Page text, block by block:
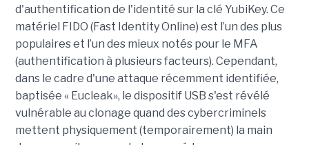
d'authentification de l'identité sur la clé YubiKey. Ce
matériel FIDO (Fast Identity Online) est l’un des plus
populaires et l’un des mieux notés pour le MFA
(authentification à plusieurs facteurs). Cependant,
dans le cadre d'une attaque récemment identifiée,
baptisée « Eucleak», le dispositif USB s'est révélé
vulnérable au clonage quand des cybercriminels
mettent physiquement (temporairement) la main